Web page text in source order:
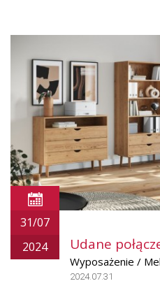
31/07
2024
Udane
Wyposażenie /
2024.07.31